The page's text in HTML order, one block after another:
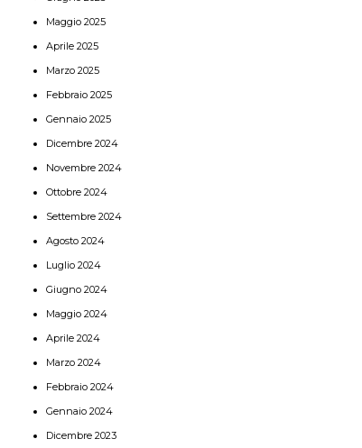
Maggio 2025
Aprile 2025
Marzo 2025
Febbraio 2025
Gennaio 2025
Dicembre 2024
Novembre 2024
Ottobre 2024
Settembre 2024
Agosto 2024
Luglio 2024
Giugno 2024
Maggio 2024
Aprile 2024
Marzo 2024
Febbraio 2024
Gennaio 2024
Dicembre 2023